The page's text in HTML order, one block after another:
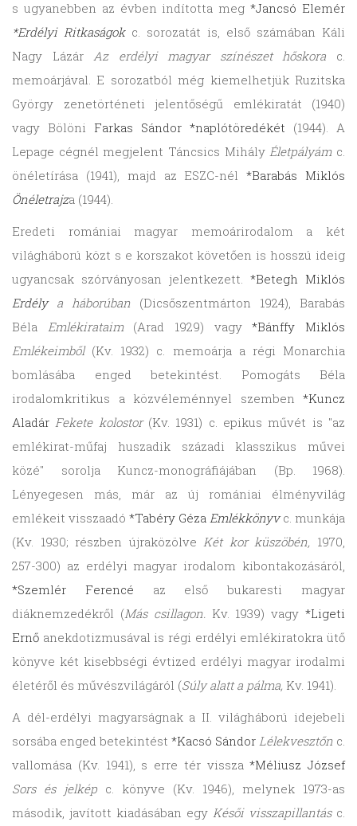
s ugyanebben az évben indította meg*Jancsó Elemér
*Erdélyi Ritkaságokc. sorozatát is, első számában Káli
Nagy LázárAz erdélyi magyar színészet hőskora c.
memoárjával. E sorozatból még kiemelhetjük Ruzitska
György zenetörténeti jelentőségű emlékiratát (1940)
vagy Bölöni Farkas Sándor *naplótöredékét (1944). A
Lepage cégnél megjelent Táncsics MihályÉletpályám c.
önéletírása (1941), majd az ESZC-nél*Barabás Miklós
Önéletrajza (1944).
Eredeti romániai magyar memoárirodalom a két
világháború közt s e korszakot követően is hosszú ideig
ugyancsak szórványosan jelentkezett. *Betegh Miklós
Erdélya háborúban (Dicsőszentmárton 1924), Barabás
Béla Emlékirataim(Arad 1929) vagy*Bánffy Miklós
Emlékeimből(Kv. 1932) c. memoárja a régi Monarchia
bomlásába enged betekintést. Pomogáts Béla
irodalomkritikus a közvéleménnyel szemben *Kuncz
Aladár Fekete kolostor(Kv. 1931) c. epikus művét is "az
emlékirat-műfaj huszadik századi klasszikus művei
közé" sorolja Kuncz-monográfiájában (Bp. 1968).
Lényegesen más, már az új romániai élményvilág
emlékeit visszaadó *Tabéry Géza Emlékkönyvc. munkája
(Kv. 1930; részben újraközölveKét kor küszöbén, 1970,
257-300) az erdélyi magyar irodalom kibontakozásáról,
*Szemlér Ferencé az első bukaresti magyar
diáknemzedékről (Más csillagon.Kv. 1939) vagy*Ligeti
Ernő anekdotizmusával is régi erdélyi emlékiratokra ütő
könyve két kisebbségi évtized erdélyi magyar irodalmi
életéről és művészvilágáról (Súly alatt a pálma, Kv. 1941).
A dél-erdélyi magyarságnak a II. világháború idejebeli
sorsába enged betekintést *Kacsó Sándor Lélekvesztőn c.
vallomása (Kv. 1941), s erre tér vissza*Méliusz József
Sors és jelkép c. könyve (Kv. 1946), melynek 1973-as
második, javított kiadásában egy Késői visszapillantásc.